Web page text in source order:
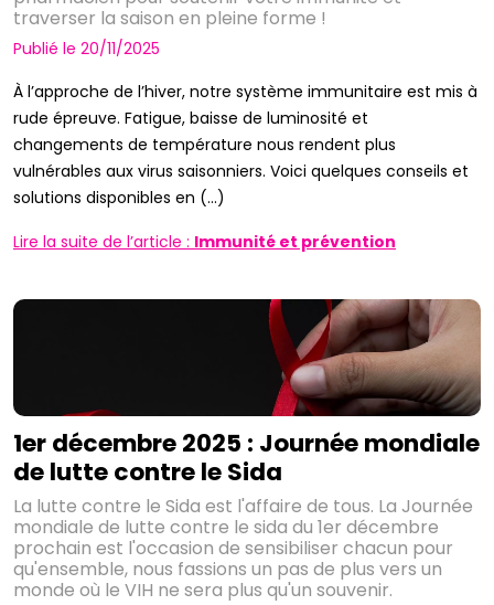
traverser la saison en pleine forme !
Publié le 20/11/2025
À l’approche de l’hiver, notre système immunitaire est mis à
rude épreuve. Fatigue, baisse de luminosité et
changements de température nous rendent plus
vulnérables aux virus saisonniers. Voici quelques conseils et
solutions disponibles en (...)
Lire la suite de l’article : Immunité et prévention
1er décembre 2025 : Journée mondiale
de lutte contre le Sida
La lutte contre le Sida est l'affaire de tous. La Journée
mondiale de lutte contre le sida du 1er décembre
prochain est l'occasion de sensibiliser chacun pour
qu'ensemble, nous fassions un pas de plus vers un
monde où le VIH ne sera plus qu'un souvenir.